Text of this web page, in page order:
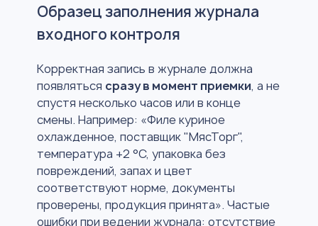
Образец заполнения журнала
входного контроля
Корректная запись в журнале должна
появляться сразу в момент приемки, а не
спустя несколько часов или в конце
смены. Например: «Филе куриное
охлажденное, поставщик "МясТорг",
температура +2 °C, упаковка без
повреждений, запах и цвет
соответствуют норме, документы
проверены, продукция принята». Частые
ошибки при ведении журнала: отсутствие